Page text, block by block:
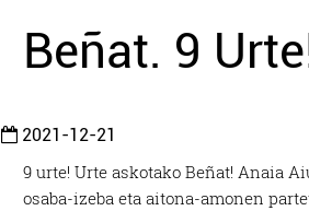
Beñat. 9
2021-12-21
9 urte! Urte askotako Beñat! Anaia
osaba-izeba eta aitona-amonen